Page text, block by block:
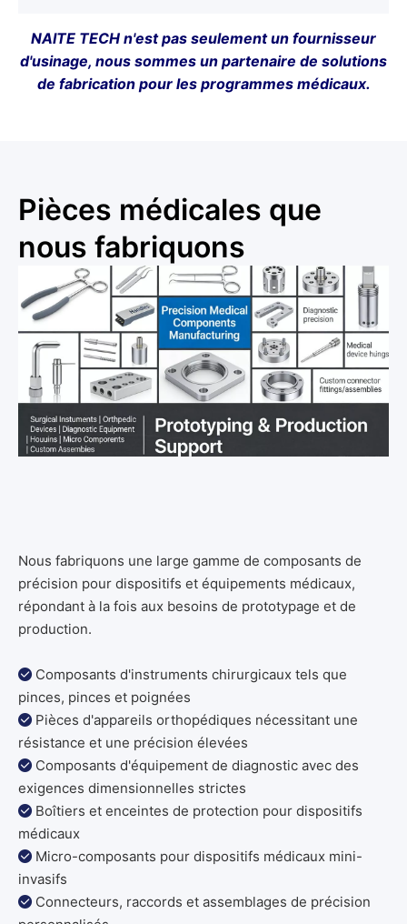
NAITE TECH n'est pas seulement un fournisseur
d'usinage, nous sommes un partenaire de solutions
de fabrication pour les programmes médicaux.
Pièces médicales que
nous fabriquons
Nous fabriquons une large gamme de composants de
précision pour dispositifs et équipements médicaux,
répondant à la fois aux besoins de prototypage et de
production.
 Composants d'instruments chirurgicaux tels que
pinces, pinces et poignées
 Pièces d'appareils orthopédiques nécessitant une
résistance et une précision élevées
 Composants d'équipement de diagnostic avec des
exigences dimensionnelles strictes
 Boîtiers et enceintes de protection pour dispositifs
médicaux
 Micro-composants pour dispositifs médicaux mini-
invasifs
 Connecteurs, raccords et assemblages de précision